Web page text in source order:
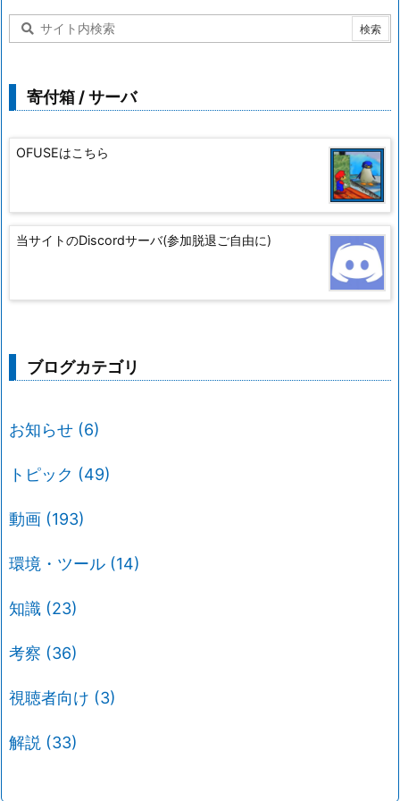
寄付箱 / サーバ
OFUSEはこちら
当サイトのDiscordサーバ(参加脱退ご自由に)
ブログカテゴリ
お知らせ (6)
トピック (49)
動画 (193)
環境・ツール (14)
知識 (23)
考察 (36)
視聴者向け (3)
解説 (33)